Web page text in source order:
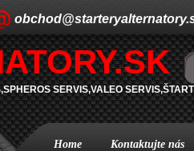
SERVIS,VALEO
Home Kontaktujte nás